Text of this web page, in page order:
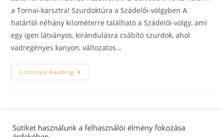
a Tornai-karsztra! Szurdoktúra a Szádelői-völgyben A
határtól néhány kilométerre található a Szádelői-völgy, ami
egy igen látványos, kirándulásra csábító szurdok, ahol
vadregényes kanyon, változatos…
Continue Reading
Sütiket használunk a felhasználói élmény fokozása